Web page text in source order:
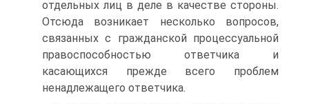
отдельных лиц в деле в качестве стороны.
Отсюда возникает несколько вопросов,
связанных с гражданской процессуальной
правоспособностью ответчика и
касающихся прежде всего проблем
ненадлежащего ответчика.